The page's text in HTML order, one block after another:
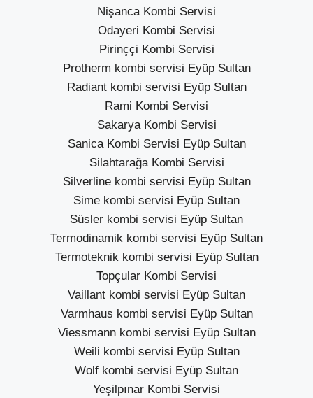
Nişanca Kombi Servisi
Odayeri Kombi Servisi
Pirinççi Kombi Servisi
Protherm kombi servisi Eyüp Sultan
Radiant kombi servisi Eyüp Sultan
Rami Kombi Servisi
Sakarya Kombi Servisi
Sanica Kombi Servisi Eyüp Sultan
Silahtarağa Kombi Servisi
Silverline kombi servisi Eyüp Sultan
Sime kombi servisi Eyüp Sultan
Süsler kombi servisi Eyüp Sultan
Termodinamik kombi servisi Eyüp Sultan
Termoteknik kombi servisi Eyüp Sultan
Topçular Kombi Servisi
Vaillant kombi servisi Eyüp Sultan
Varmhaus kombi servisi Eyüp Sultan
Viessmann kombi servisi Eyüp Sultan
Weili kombi servisi Eyüp Sultan
Wolf kombi servisi Eyüp Sultan
Yeşilpınar Kombi Servisi